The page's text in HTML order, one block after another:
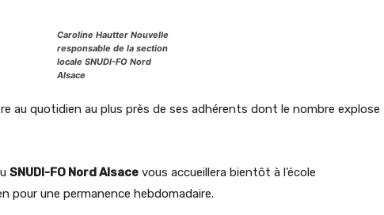
Caroline Hautter Nouvelle
responsable de la section
locale SNUDI-FO Nord
Alsace
au quotidien au plus près de ses adhérents dont le nombre explose
SNUDI-FO Nord Alsace vous accueillera bientôt à l’école
pour une permanence hebdomadaire.